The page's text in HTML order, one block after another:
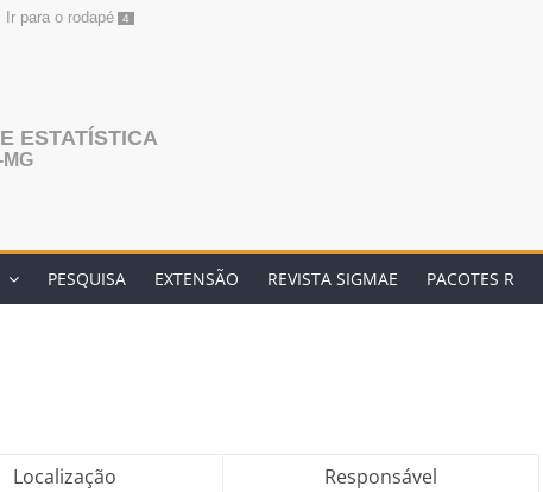
Ir para o rodapé 4
ESTATÍSTICA
PESQUISA EXTENSÃO REVISTA SIGMAE PACOTES R
Localização
Responsável